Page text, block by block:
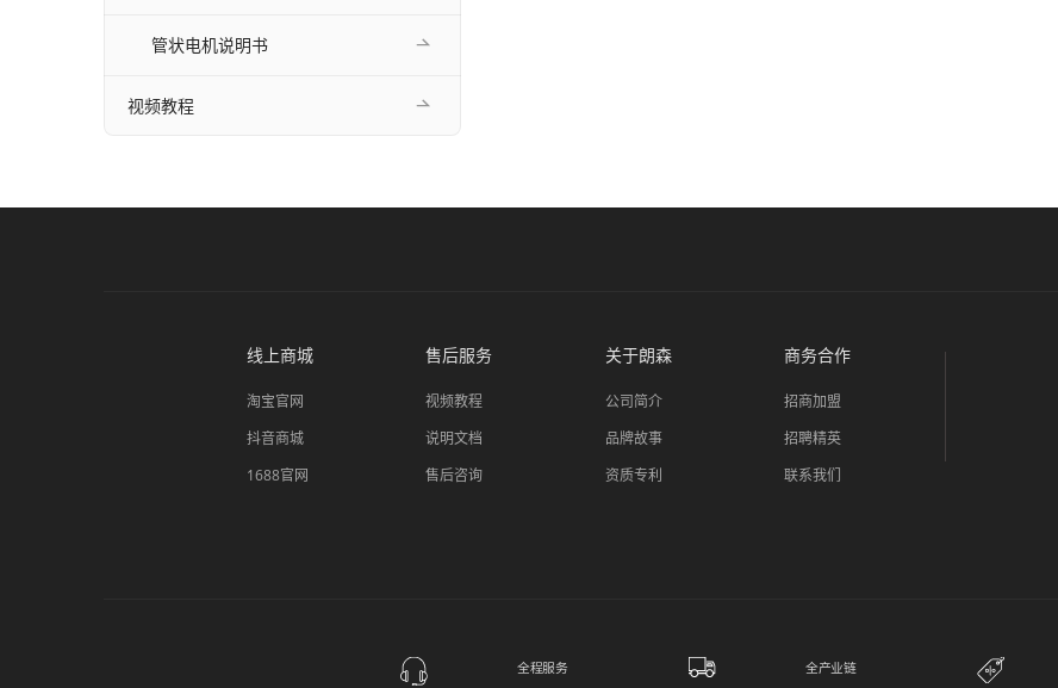
管状电机说明书
视频教程
线上商城
淘宝官网
抖音商城
1688官网
售后服务
视频教程
说明文档
售后咨询
关于朗森
公司简介
品牌故事
资质专利
商务合作
招商加盟
招聘精英
联系我们
全程服务 全产业链